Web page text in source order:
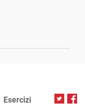
Esercizi